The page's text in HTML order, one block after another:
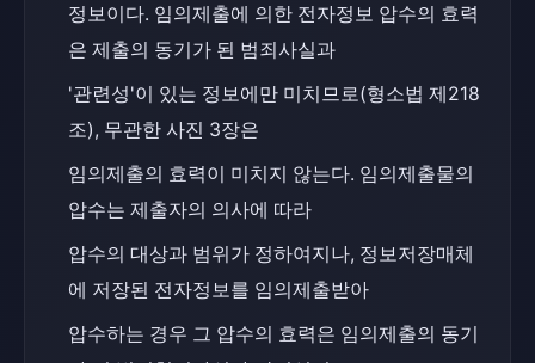
정보이다. 임의제출에 의한 전자정보 압수의 효력
은 제출의 동기가 된 범죄사실과
'관련성'이 있는 정보에만 미치므로(형소법 제218
조), 무관한 사진 3장은
임의제출의 효력이 미치지 않는다. 임의제출물의
압수는 제출자의 의사에 따라
압수의 대상과 범위가 정하여지나, 정보저장매체
에 저장된 전자정보를 임의제출받아
압수하는 경우 그 압수의 효력은 임의제출의 동기